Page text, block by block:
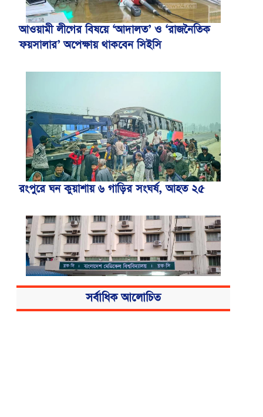
আওয়ামী লীগের বিষয়ে ‘আদালত’ ও ‘রাজনৈতিক
ফয়সালার’ অপেক্ষায় থাকবেন সিইসি
রংপুরে ঘন কুয়াশায় ৬ গাড়ির সংঘর্ষ, আহত ২৫
সর্বাধিক আলোচিত